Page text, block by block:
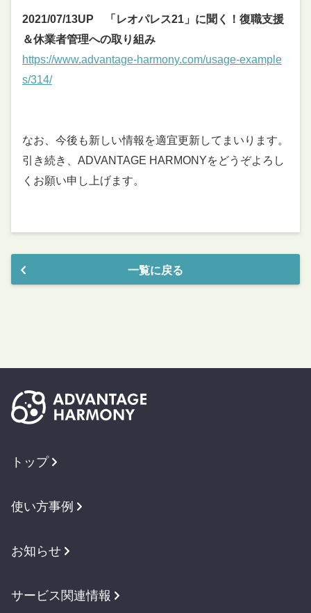
2021/07/13UP 「レオパレス21」に聞く！復職支援
＆休業者管理への取り組み
https://www.advantage-harmony.com/usage-example
s/314/
なお、今後も新しい情報を適宜更新してまいります。
引き続き、ADVANTAGE HARMONYをどうぞよろし
くお願い申し上げます。
一覧に戻る
トップ
使い方事例
お知らせ
サービス関連情報